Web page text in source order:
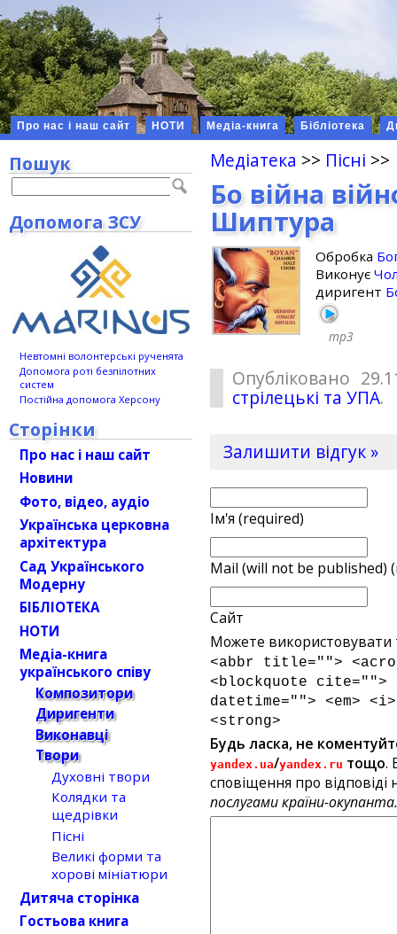
Про нас і наш сайт НОТИ Медіа-книга Бібліотека
Медіатека >> Пісні >>
Бо війна
Шиптура
Обробка
Виконує
диригент
mp3
Опубліковано
стрілецькі та УПА.
Залишити відгук »
Ім'я (required)
Mail (will not be published)
Сайт
Можете використовувати
<abbr title="">
<blockquote cite="">
datetime=""> <em>
<strong>
Будь ласка, не
yandex.ua/yandex.ru тощо.
сповіщення про відповіді
послугами країни-
Пошук
Допомога ЗСУ
Невтомні волонтерські рученята
Допомога роті безпілотних
систем
Постійна допомога Херсону
Сторінки
Про нас і наш сайт
Новини
Фото, відео, аудіо
Українська церковна
архітектура
Сад Українського
Модерну
БІБЛІОТЕКА
НОТИ
Медіа-книга
українського співу
Композитори
Диригенти
Виконавці
Твори
Духовні твори
Колядки та
щедрівки
Пісні
Великі форми та
хорові мініатюри
Дитяча сторінка
Гостьова книга